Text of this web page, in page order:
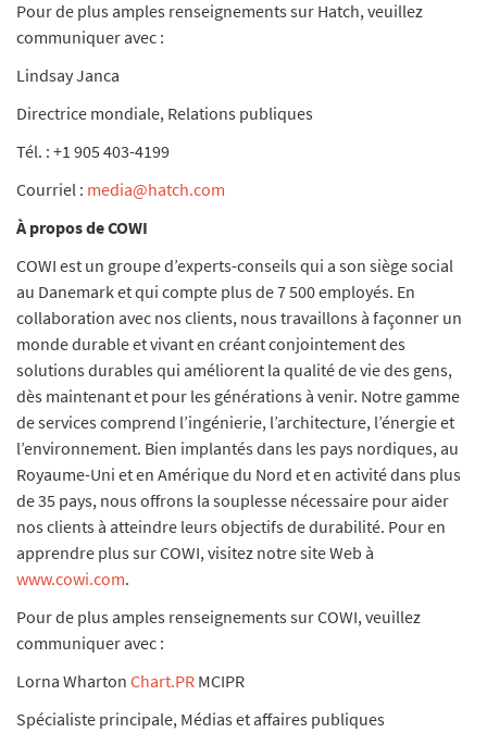
Pour de plus amples renseignements sur Hatch, veuillez
communiquer avec :
Lindsay Janca
Directrice mondiale, Relations publiques
Tél. : +1 905 403-4199
Courriel : media@hatch.com
À propos de COWI
COWI est un groupe d’experts-conseils qui a son siège social
au Danemark et qui compte plus de 7 500 employés. En
collaboration avec nos clients, nous travaillons à façonner un
monde durable et vivant en créant conjointement des
solutions durables qui améliorent la qualité de vie des gens,
dès maintenant et pour les générations à venir. Notre gamme
de services comprend l’ingénierie, l’architecture, l’énergie et
l’environnement. Bien implantés dans les pays nordiques, au
Royaume-Uni et en Amérique du Nord et en activité dans plus
de 35 pays, nous offrons la souplesse nécessaire pour aider
nos clients à atteindre leurs objectifs de durabilité. Pour en
apprendre plus sur COWI, visitez notre site Web à
www.cowi.com.
Pour de plus amples renseignements sur COWI, veuillez
communiquer avec :
Lorna Wharton Chart.PR MCIPR
Spécialiste principale, Médias et affaires publiques